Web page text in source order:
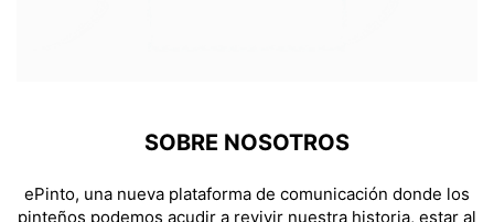
SOBRE NOSOTROS
ePinto, una nueva plataforma de comunicación donde los
pinteños podemos acudir a revivir nuestra historia, estar al